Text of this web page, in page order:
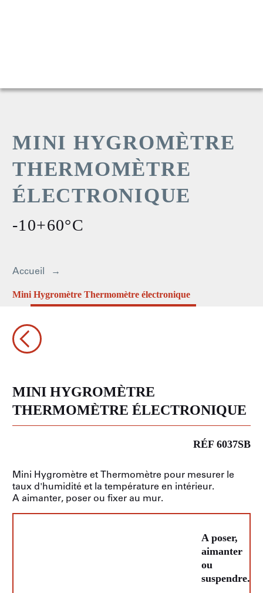
MINI HYGROMÈTRE
THERMOMÈTRE
ÉLECTRONIQUE
-10+60°C
Accueil
Mini Hygromètre Thermomètre électronique
MINI HYGROMÈTRE
THERMOMÈTRE ÉLECTRONIQUE
RÉF 6037SB
Mini Hygromètre et Thermomètre pour mesurer le
taux d'humidité et la température en intérieur.
A aimanter, poser ou fixer au mur.
A poser,
aimanter
ou
suspendre.